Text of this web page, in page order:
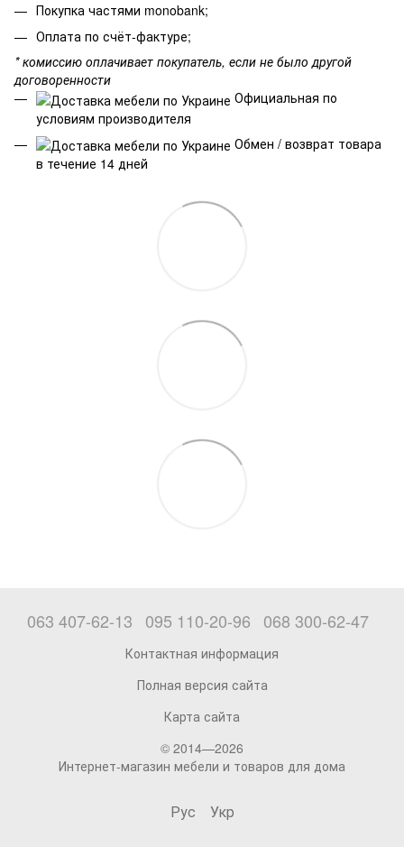
Покупка частями monobank;
Оплата по счёт-фактуре;
* комиссию оплачивает покупатель, если не было другой
договоренности
Официальная по
условиям производителя
Обмен / возврат товара
в течение 14 дней
063 407-62-13 095 110-20-96 068 300-62-47
Контактная информация
Полная версия сайта
Карта сайта
© 2014—2026
Интернет-магазин мебели и товаров для дома
Рус Укр